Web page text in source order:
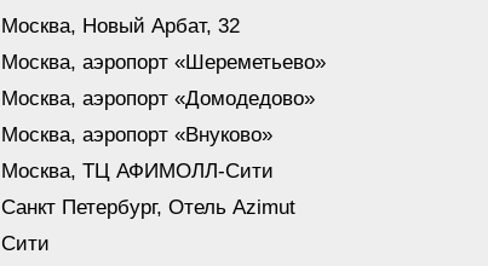
Москва, Новый Арбат, 32
Москва, аэропорт «Шереметьево»
Москва, аэропорт «Домодедово»
Москва, аэропорт «Внуково»
Москва, ТЦ АФИМОЛЛ-Сити
Санкт Петербург, Отель Azimut
Сити